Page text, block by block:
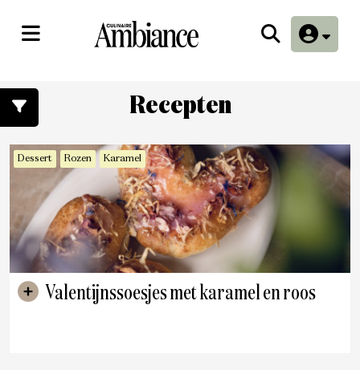
Recepten
Dessert Rozen Karamel
Valentijnssoesjes met karamel en roos